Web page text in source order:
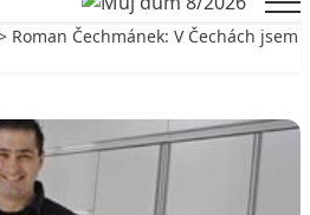
Roman Čechmánek: V Čechách jsem